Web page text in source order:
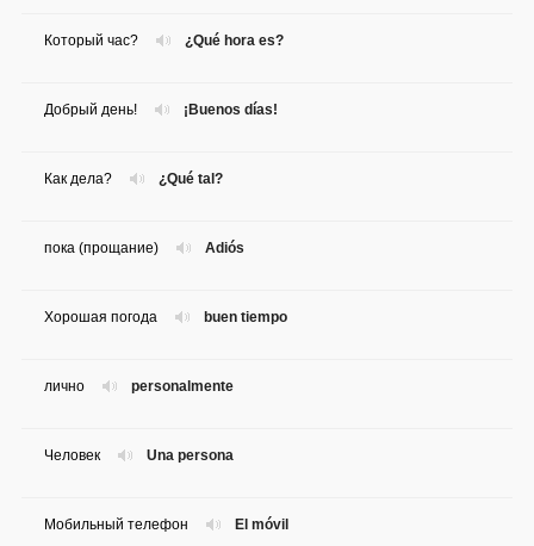
¿Qué hora es?
Который час?
¡Buenos días!
Добрый день!
¿Qué tal?
Как дела?
Adiós
пока (прощание)
buen tiempo
Хорошая погода
personalmente
лично
Una persona
Человек
El móvil
Мобильный телефон